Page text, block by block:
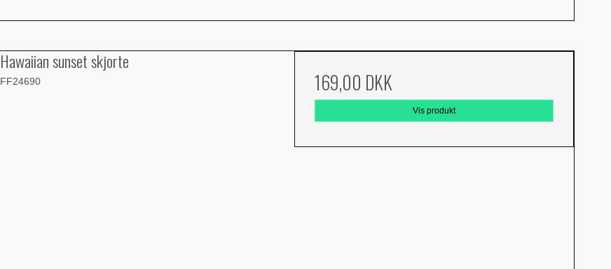
Hawaiian sunset skjorte
FF24690 169,00 DKK
Vis produkt